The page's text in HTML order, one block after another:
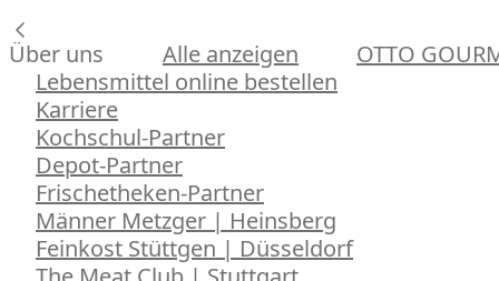
Über uns Alle anzeigen
OTTO
Lebensmittel online bestellen
Karriere
Kochschul-Partner
Depot-Partner
Frischetheken-Partner
Männer Metzger | Heinsberg
Feinkost Stüttgen | Düsseldorf